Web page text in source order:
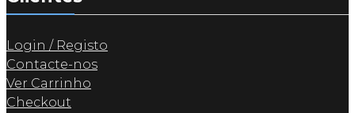
Login / Registo
Contacte-nos
Ver Carrinho
Checkout